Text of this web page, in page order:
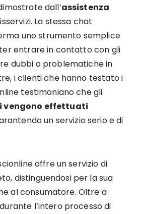
dall’assistenza
La stessa chat
uno strumento semplice
entrare in contatto con gli
dubbi o problematiche in
i clienti che hanno testato i
testimoniano che gli
vengono effettuati
un servizio serio e di
offre un servizio di
distinguendosi per la sua
al consumatore. Oltre a
l’intero processo di